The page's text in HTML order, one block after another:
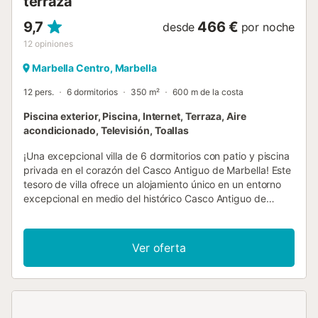
9,7
12 opiniones
desde 466 € por noche
Marbella Centro, Marbella
12 pers. 6 dormitorios 350 m² 600 m de la costa
Piscina exterior, Piscina, Internet, Terraza, Aire
acondicionado, Televisión, Toallas
¡Una excepcional villa de 6 dormitorios con patio y piscina
privada en el corazón del Casco Antiguo de Marbella! Este
tesoro de villa ofrece un alojamiento único en un entorno
excepcional en medio del histórico Casco Antiguo de
con baño, una encantadora terraza en la azotea y una
piscina privada en el patio central. Una inteligente
combinación del edificio original con muros de piedra
morisca y una decoración y mobiliario de estilo bohemio-
Ver oferta